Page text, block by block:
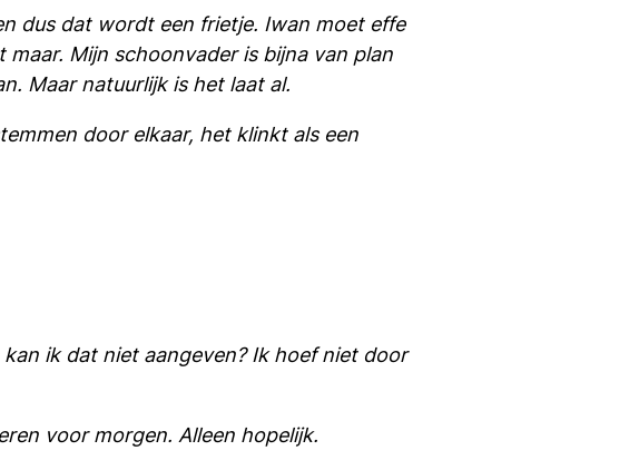
dus dat wordt een frietje. Iwan moet effe
Mijn schoonvader is bijna van plan
Maar natuurlijk is het laat al.
door elkaar, het klinkt als een
ik dat niet aangeven? Ik hoef niet door
voor morgen. Alleen hopelijk.